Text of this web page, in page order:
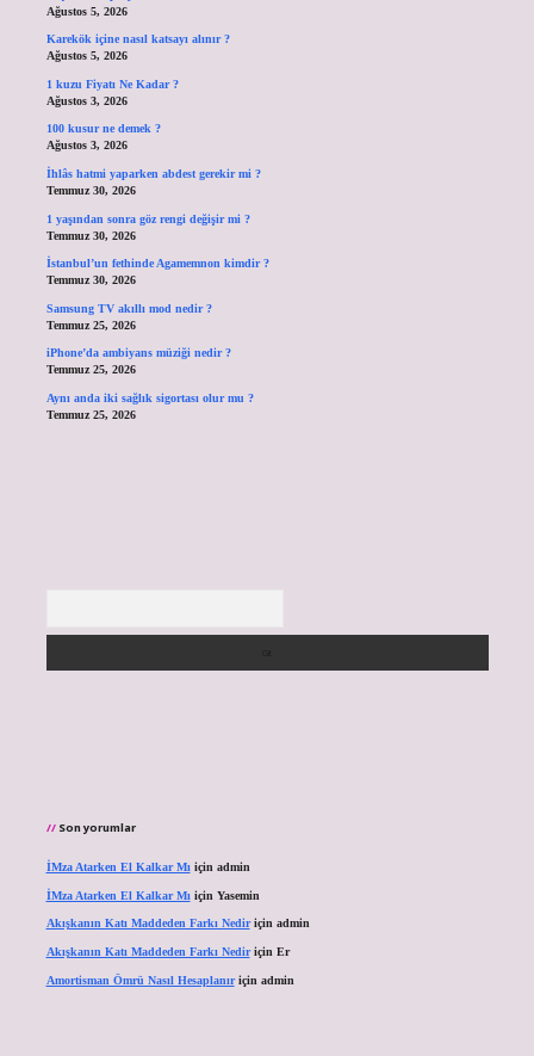
Ağustos 5, 2026
Karekök içine nasıl katsayı alınır ?
Ağustos 5, 2026
1 kuzu Fiyatı Ne Kadar ?
Ağustos 3, 2026
100 kusur ne demek ?
Ağustos 3, 2026
İhlâs hatmi yaparken abdest gerekir mi ?
Temmuz 30, 2026
1 yaşından sonra göz rengi değişir mi ?
Temmuz 30, 2026
İstanbul’un fethinde Agamemnon kimdir ?
Temmuz 30, 2026
Samsung TV akıllı mod nedir ?
Temmuz 25, 2026
iPhone’da ambiyans müziği nedir ?
Temmuz 25, 2026
Aynı anda iki sağlık sigortası olur mu ?
Temmuz 25, 2026
Son yorumlar
İMza Atarken El Kalkar Mıiçin admin
İMza Atarken El Kalkar Mıiçin Yasemin
Akışkanın Katı Maddeden Farkı Nediriçin admin
Akışkanın Katı Maddeden Farkı Nediriçin Er
Amortisman Ömrü Nasıl Hesaplanıriçin admin